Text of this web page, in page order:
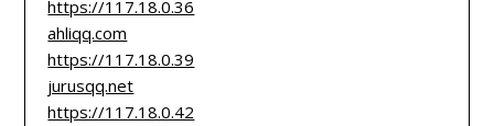
https://117.18.0.36
ahliqq.com
https://117.18.0.39
jurusqq.net
https://117.18.0.42